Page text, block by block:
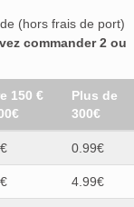
(hors frais de port)
commander 2 ou
150 €
Plus de
300€
0.99€
4.99€